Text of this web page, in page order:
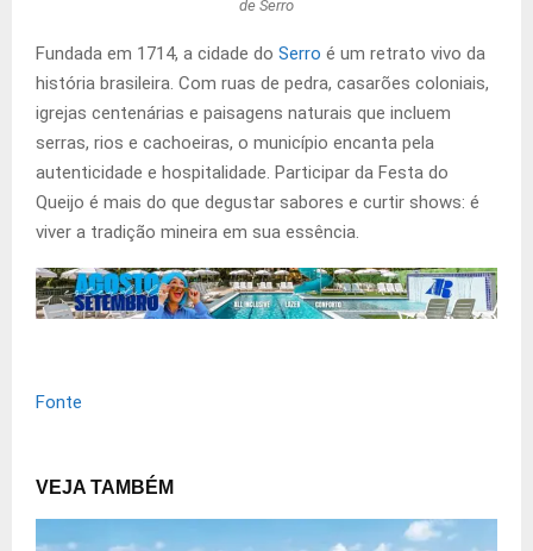
de Serro
Fundada em 1714, a cidade do Serro é um retrato vivo da
história brasileira. Com ruas de pedra, casarões coloniais,
igrejas centenárias e paisagens naturais que incluem
serras, rios e cachoeiras, o município encanta pela
autenticidade e hospitalidade. Participar da Festa do
Queijo é mais do que degustar sabores e curtir shows: é
viver a tradição mineira em sua essência.
Fonte
VEJA TAMBÉM